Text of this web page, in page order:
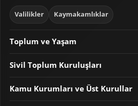
Valilikler Kaymakamlıklar
Toplum ve Yaşam
Sivil Toplum Kuruluşları
Kamu Kurumları ve Üst Kurullar